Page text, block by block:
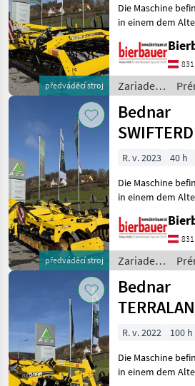
předváděcí stroj
Die Maschine
in einem dem
Zustand und
telefonischer
gerne vor Ort
und geprüft we
Zariadenia
na
obrábanie
pôdy /
Bednar
předváděcí stroj
Bednar
5000
R. v. 2023 40 h
Die Maschine
in einem dem
Zustand und
telefonischer
gerne vor Ort
und geprüft we
Zariadenia
na
obrábanie
pôdy /
Bednar
Bednar
TN3000M
R. v. 2022 100 h
Die Maschine
in einem dem